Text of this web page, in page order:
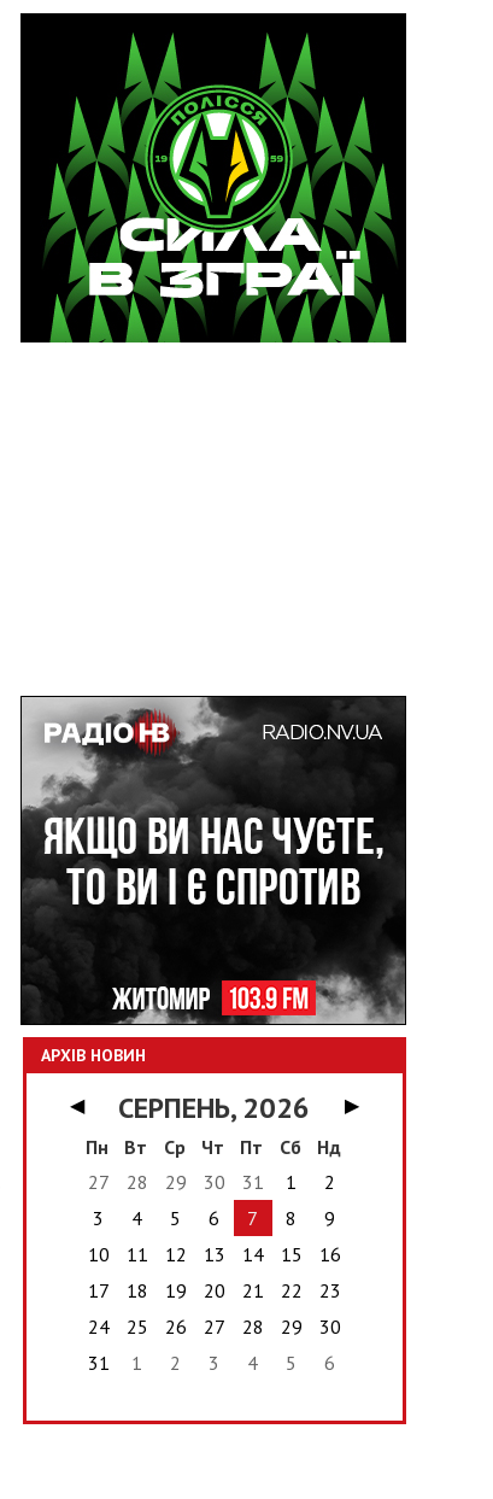
АРХІВ НОВИН
◀ СЕРПЕНЬ, 2026
▶
Пн
Вт Ср Чт Пт Сб
Нд
27
28 29 30 31 1
2
3
4 5 6 7 8
9
10
11 12 13 14 15
16
17
18 19 20 21 22
23
24
25 26 27 28 29
30
31
1 2 3 4 5 6